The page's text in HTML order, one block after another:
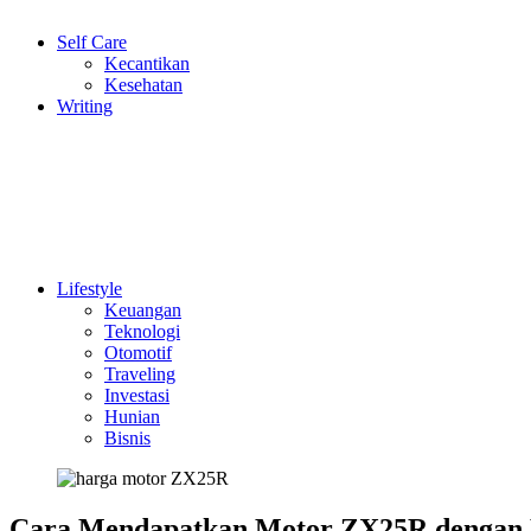
Self Care
Kecantikan
Kesehatan
Writing
Lifestyle
Keuangan
Teknologi
Otomotif
Traveling
Investasi
Hunian
Bisnis